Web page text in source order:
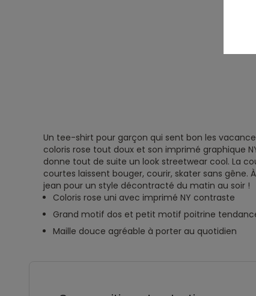
Un tee-shirt pour garçon qui sent bon les
coloris rose tout doux et son imprimé graphique
donne tout de suite un look streetwear cool. La
courtes laissent bouger, courir, skater sans gêne.
jean pour un style décontracté du matin au soir !
Coloris rose uni avec imprimé NY contraste
Grand motif dos et petit motif poitrine
Maille douce agréable à porter au quotidien